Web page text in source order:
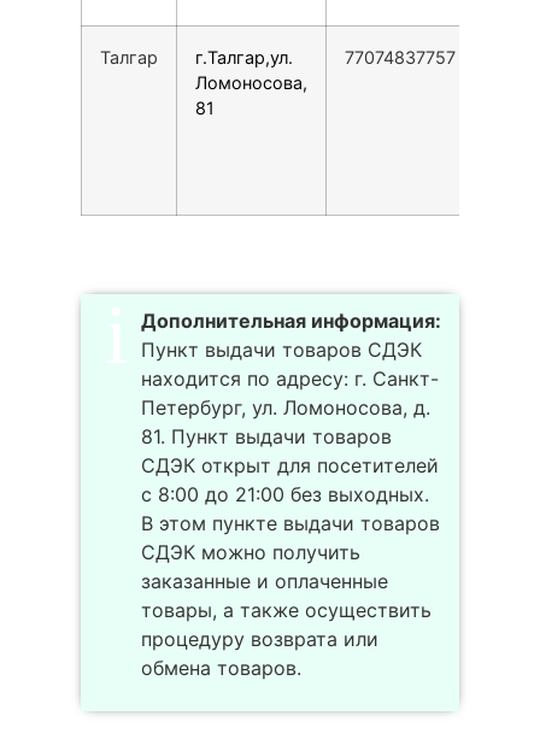
Талгар
г.Талгар,ул.
Ломоносова,
81
77074837757
Дополнительная информация:
Пункт выдачи товаров СДЭК
находится по адресу: г. Санкт-
Петербург, ул. Ломоносова, д.
81. Пункт выдачи товаров
СДЭК открыт для посетителей
с 8:00 до 21:00 без выходных.
В этом пункте выдачи товаров
СДЭК можно получить
заказанные и оплаченные
товары, а также осуществить
процедуру возврата или
обмена товаров.